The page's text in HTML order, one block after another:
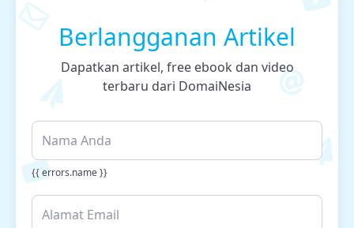
Berlangganan Artikel
Dapatkan artikel, free ebook dan video
terbaru dari DomaiNesia
{{ errors.name }}